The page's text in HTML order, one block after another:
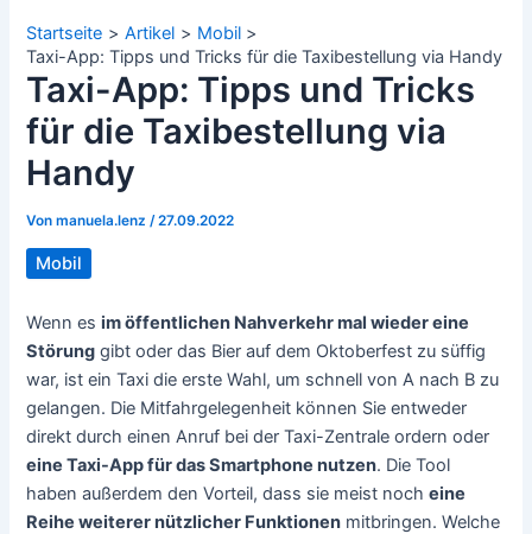
Startseite Artikel
Mobil
Taxi-App: Tipps und Tricks für die Taxibestellung via Handy
Taxi-App: Tipps und Tricks
für die Taxibestellung via
Handy
Vonmanuela.lenz/27.09.2022
Mobil
Wenn esim öffentlichen Nahverkehr mal wieder eine
Störung gibt oder das Bier auf dem Oktoberfest zu süffig
war, ist ein Taxi die erste Wahl, um schnell von A nach B zu
gelangen. Die Mitfahrgelegenheit können Sie entweder
direkt durch einen Anruf bei der Taxi-Zentrale ordern oder
eine Taxi-App für das Smartphone nutzen. Die Tool
haben außerdem den Vorteil, dass sie meist nocheine
Reihe weiterer nützlicher Funktionen mitbringen. Welche